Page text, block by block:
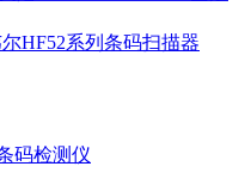
HF52系列条码扫描器